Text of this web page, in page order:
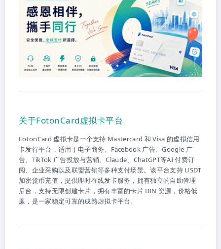
关于FotonCard虚拟卡平台
FotonCard 虚拟卡是一个支持 Mastercard 和 Visa 的虚拟信用
卡发行平台，适用于电子商务、Facebook 广告、Google 广
告、TikTok 广告投放与营销、Claude、ChatGPT等AI 付费订
阅、企业采购以及联盟营销等多种支付场景。该平台支持 USDT
加密货币充值，提供即时在线发卡服务，拥有独立的自助管理
后台，支持无限创建卡片，拥有丰富的卡片 BIN 资源，价格低
廉，是一家稳定可靠的成熟虚拟卡平台。